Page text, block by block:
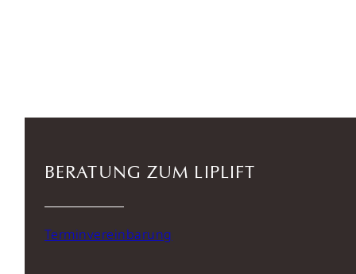
BERATUNG ZUM LIPLIFT
Terminvereinbarung